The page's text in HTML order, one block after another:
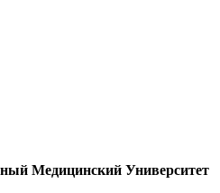
Медицинский Университет